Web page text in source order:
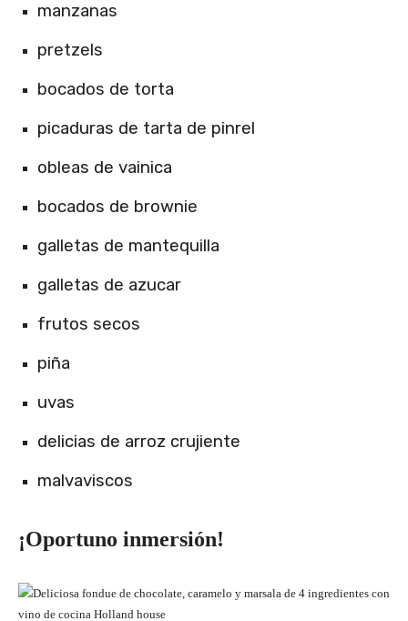
manzanas
pretzels
bocados de torta
picaduras de tarta de pinrel
obleas de vainica
bocados de brownie
galletas de mantequilla
galletas de azucar
frutos secos
piña
uvas
delicias de arroz crujiente
malvaviscos
¡Oportuno inmersión!